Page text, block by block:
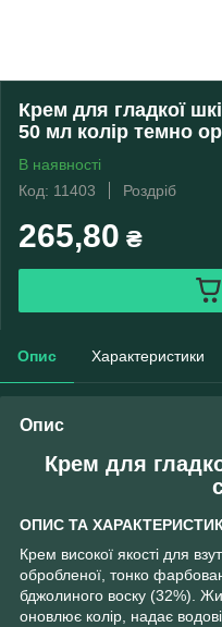
Крем для гладкої
50 мл колір темно
В наявності
Код: 11403
Роздріб
265,80 ₴
Опис Характеристики
Опис
Крем для
ОПИС ТА
Крем високої якості для
обробленої, тонко
бджолиного воску (32%).
оновлює колір, надає